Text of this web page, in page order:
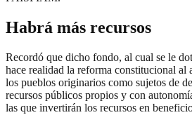
Habrá más recursos
Recordó que dicho fondo, al cual se le
hace realidad la reforma constitucional al
los pueblos originarios como sujetos de
recursos públicos propios y con
las que invertirán los recursos en